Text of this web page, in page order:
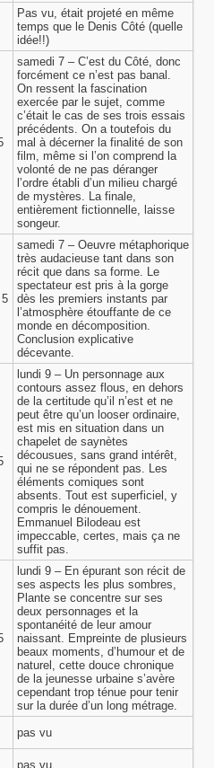
Pas vu, était projeté en même
temps que le Denis Côté (quelle
idée!!)
samedi 7 – C’est du Côté, donc
forcément ce n’est pas banal.
On ressent la fascination
exercée par le sujet, comme
c’était le cas de ses trois essais
précédents. On a toutefois du
mal à décerner la finalité de son
film, même si l’on comprend la
volonté de ne pas déranger
l’ordre établi d’un milieu chargé
de mystères. La finale,
entièrement fictionnelle, laisse
songeur.
samedi 7 – Oeuvre métaphorique
très audacieuse tant dans son
récit que dans sa forme. Le
spectateur est pris à la gorge
dès les premiers instants par
l’atmosphère étouffante de ce
monde en décomposition.
Conclusion explicative
décevante.
lundi 9 – Un personnage aux
contours assez flous, en dehors
de la certitude qu’il n’est et ne
peut être qu’un looser ordinaire,
est mis en situation dans un
chapelet de saynètes
décousues, sans grand intérêt,
qui ne se répondent pas. Les
éléments comiques sont
absents. Tout est superficiel, y
compris le dénouement.
Emmanuel Bilodeau est
impeccable, certes, mais ça ne
suffit pas.
lundi 9 – En épurant son récit de
ses aspects les plus sombres,
Plante se concentre sur ses
deux personnages et la
spontanéité de leur amour
naissant. Empreinte de plusieurs
beaux moments, d’humour et de
naturel, cette douce chronique
de la jeunesse urbaine s’avère
cependant trop ténue pour tenir
sur la durée d’un long métrage.
pas vu
pas vu